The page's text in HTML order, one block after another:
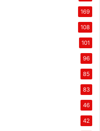
169
108
101
96
85
83
46
42